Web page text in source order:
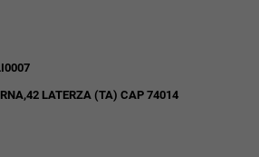
LATERZA (TA) CAP 74014